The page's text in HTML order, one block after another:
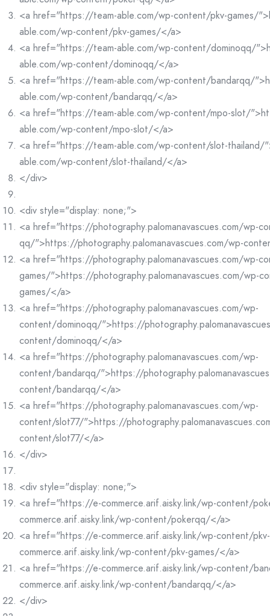
<a href="https://team-able.com/wp-content/pkv-games/
able.com/wp-content/pkv-games/</a>
<a href="https://team-able.com/wp-content/dominoqq/
able.com/wp-content/dominoqq/</a>
<a href="https://team-able.com/wp-content/bandarqq/
able.com/wp-content/bandarqq/</a>
<a href="https://team-able.com/wp-content/mpo-slot/
able.com/wp-content/mpo-slot/</a>
<a href="https://team-able.com/wp-content/slot-
able.com/wp-content/slot-thailand/</a>
</div>
<div style="display: none;">
<a href="https://photography.palomanavascues.com/wp-
qq/">https://photography.palomanavascues.com/wp-
<a href="https://photography.palomanavascues.com/wp-
games/">https://photography.palomanavascues.com/wp-
games/</a>
<a href="https://photography.palomanavascues.com/wp-
content/dominoqq/">https://
content/dominoqq/</a>
<a href="https://photography.palomanavascues.com/wp-
content/bandarqq/">https://
content/bandarqq/</a>
<a href="https://photography.palomanavascues.com/wp-
content/slot77/">https://
content/slot77/</a>
</div>
<div style="display: none;">
<a href="https://e-commerce.arif.aisky.link/wp-content/
commerce.arif.aisky.link/wp-content/pokerqq/</a>
<a href="https://e-commerce.arif.aisky.link/wp-content/
commerce.arif.aisky.link/wp-content/pkv-games/</a>
<a href="https://e-commerce.arif.aisky.link/wp-content/
commerce.arif.aisky.link/wp-content/bandarqq/</a>
</div>